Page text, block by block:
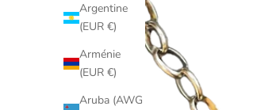
Argentine
(EUR €)
Arménie
(EUR €)
Aruba (AWG